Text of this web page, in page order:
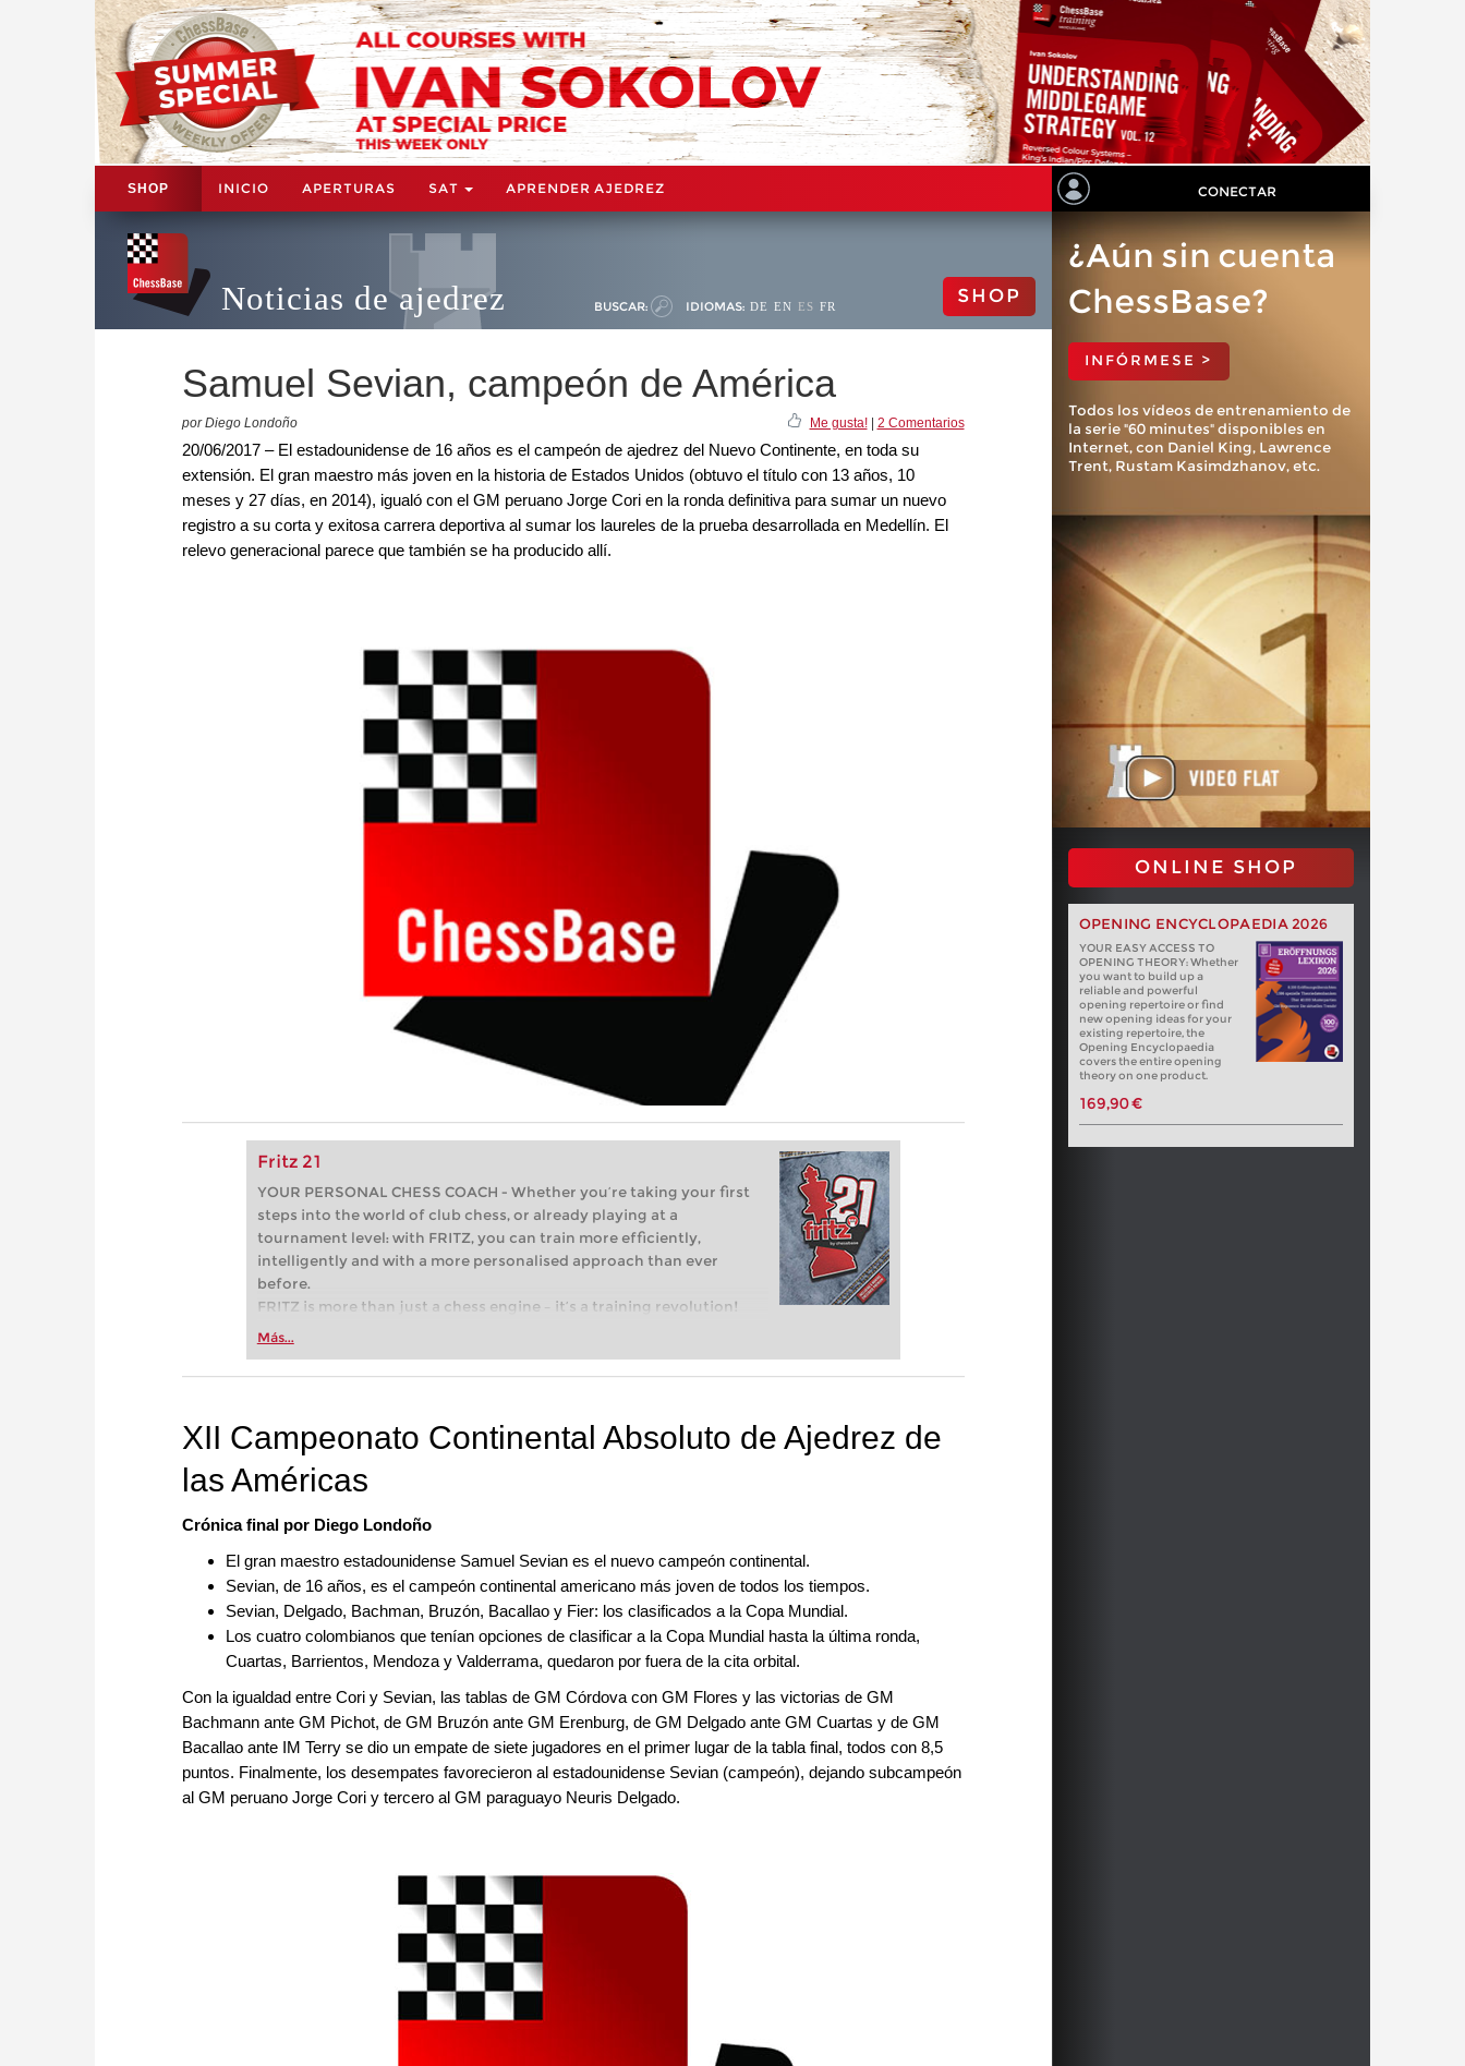
SHOP INICIO APERTURAS SAT APRENDER AJEDREZ CONECTAR
Noticias de ajedrez BUSCAR: IDIOMAS: DE EN ES FR SHOP
Samuel Sevian, campeón de América
por Diego Londoño Me gusta!| 2 Comentarios
20/06/2017 – El estadounidense de 16 años es el campeón de ajedrez del Nuevo Continente, en toda su
extensión. El gran maestro más joven en la historia de Estados Unidos (obtuvo el título con 13 años, 10
meses y 27 días, en 2014), igualó con el GM peruano Jorge Cori en la ronda definitiva para sumar un nuevo
registro a su corta y exitosa carrera deportiva al sumar los laureles de la prueba desarrollada en Medellín. El
relevo generacional parece que también se ha producido allí.
Fritz 21
YOUR PERSONAL CHESS COACH - Whether you’re taking your first
steps into the world of club chess, or already playing at a
tournament level: with FRITZ, you can train more efficiently,
intelligently and with a more personalised approach than ever
before.
FRITZ is more than just a chess engine – it’s a training revolution!
Whether you’re taking your first steps into the world of club chess,
more efficiently, intelligently and with a more personalised
Más...
¿Aún sin cuenta
ChessBase?
INFÓRMESE >
Todos los vídeos de entrenamiento de
la serie "60 minutes" disponibles en
Internet, con Daniel King, Lawrence
Trent, Rustam Kasimdzhanov, etc.
ONLINE SHOP
OPENING ENCYCLOPAEDIA 2026
YOUR EASY ACCESS TO
OPENING THEORY: Whether
you want to build up a
reliable and powerful
opening repertoire or find
new opening ideas for your
existing repertoire, the
Opening Encyclopaedia
covers the entire opening
theory on one product.
169,90 €
XII Campeonato Continental Absoluto de Ajedrez de
las Américas
Crónica final por Diego Londoño
El gran maestro estadounidense Samuel Sevian es el nuevo campeón continental.
Sevian, de 16 años, es el campeón continental americano más joven de todos los tiempos.
Sevian, Delgado, Bachman, Bruzón, Bacallao y Fier: los clasificados a la Copa Mundial.
Los cuatro colombianos que tenían opciones de clasificar a la Copa Mundial hasta la última ronda,
Cuartas, Barrientos, Mendoza y Valderrama, quedaron por fuera de la cita orbital.
Con la igualdad entre Cori y Sevian, las tablas de GM Córdova con GM Flores y las victorias de GM
Bachmann ante GM Pichot, de GM Bruzón ante GM Erenburg, de GM Delgado ante GM Cuartas y de GM
Bacallao ante IM Terry se dio un empate de siete jugadores en el primer lugar de la tabla final, todos con 8,5
puntos. Finalmente, los desempates favorecieron al estadounidense Sevian (campeón), dejando subcampeón
al GM peruano Jorge Cori y tercero al GM paraguayo Neuris Delgado.